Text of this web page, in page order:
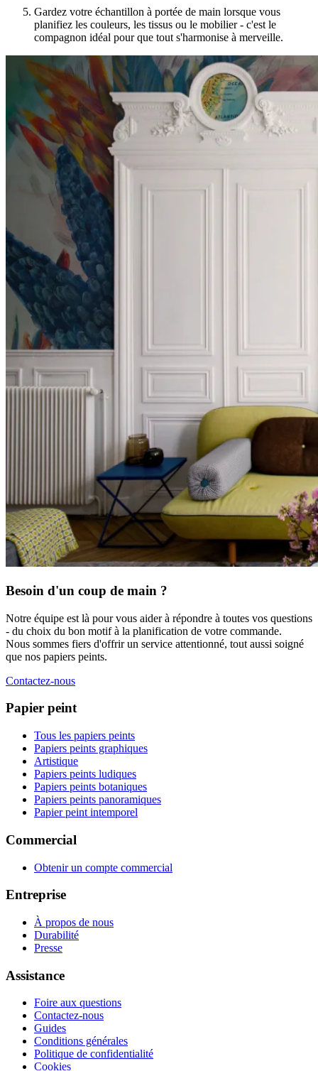
Gardez votre échantillon à portée de main lorsque vous
planifiez les couleurs, les tissus ou le mobilier - c'est le
compagnon idéal pour que tout s'harmonise à merveille.
Besoin d'un coup de main ?
Notre équipe est là pour vous aider à répondre à toutes vos questions
- du choix du bon motif à la planification de votre commande.
Nous sommes fiers d'offrir un service attentionné, tout aussi soigné
que nos papiers peints.
Contactez-nous
Papier peint
Tous les papiers peints
Papiers peints graphiques
Artistique
Papiers peints ludiques
Papiers peints botaniques
Papiers peints panoramiques
Papier peint intemporel
Commercial
Obtenir un compte commercial
Entreprise
À propos de nous
Durabilité
Presse
Assistance
Foire aux questions
Contactez-nous
Guides
Conditions générales
Politique de confidentialité
Cookies